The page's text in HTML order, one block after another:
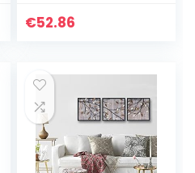
Keuken Restaurant
€52.86